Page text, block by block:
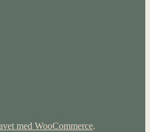
med WooCommerce.